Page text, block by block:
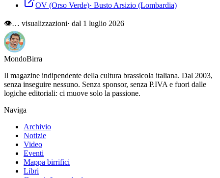
OV (Orso Verde)· Busto Arsizio (Lombardia)
👁… visualizzazioni· dal 1 luglio 2026
MondoBirra
Il magazine indipendente della cultura brassicola italiana. Dal 2003,
senza inseguire nessuno. Senza sponsor, senza P.IVA e fuori dalle
logiche editoriali: ci muove solo la passione.
Naviga
Archivio
Notizie
Video
Eventi
Mappa birrifici
Libri